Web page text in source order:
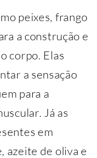
peixes, frango
a construção e
corpo. Elas
a sensação
para a
Já as
em
azeite de oliva e